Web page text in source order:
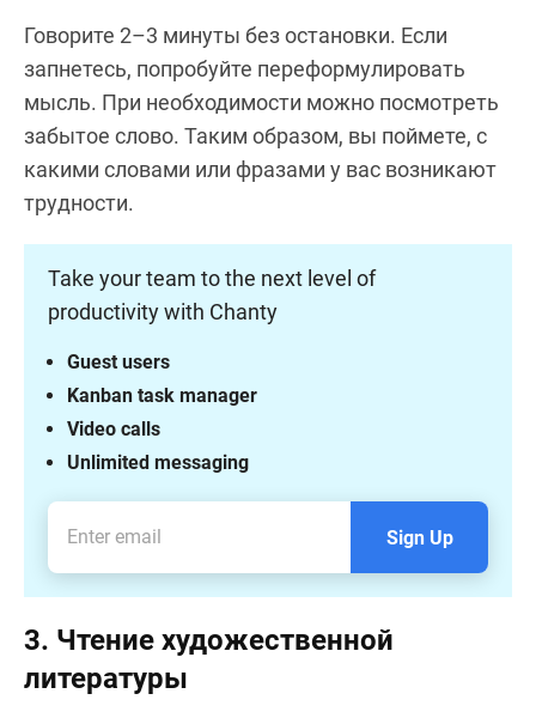
Говорите 2–3 минуты без остановки. Если
запнетесь, попробуйте переформулировать
мысль. При необходимости можно посмотреть
забытое слово. Таким образом, вы поймете, с
какими словами или фразами у вас возникают
трудности.
Take your team to the next level of
productivity with Chanty
Unlimited messaging
Video calls
Kanban task manager
Guest users
Sign Up
3. Чтение художественной
литературы